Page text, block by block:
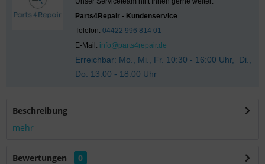
Parts4Repair - Kundenservice
Telefon: 04422 996 814 01
E-Mail: info@parts4repair.de
Erreichbar: Mo., Mi., Fr. 10:30 - 16:00 Uhr, Di.,
Do. 13:00 - 18:00 Uhr
Beschreibung
mehr
Bewertungen
0